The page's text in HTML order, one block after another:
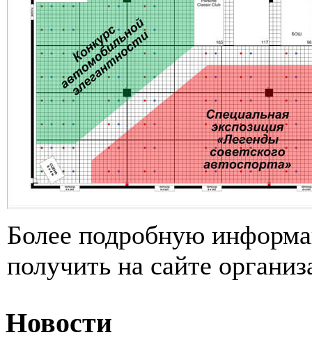
Более подробную
получить на сайте
Новости